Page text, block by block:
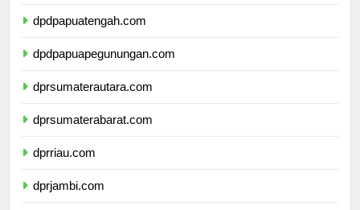
dpdpapuatengah.com
dpdpapuapegunungan.com
dprsumaterautara.com
dprsumaterabarat.com
dprriau.com
dprjambi.com